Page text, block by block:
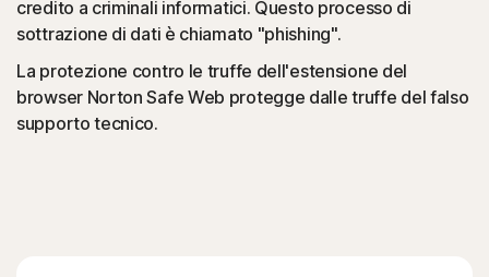
credito a criminali informatici. Questo processo di
sottrazione di dati è chiamato "phishing".
La protezione contro le truffe dell'estensione del
browser Norton Safe Web protegge dalle truffe del falso
supporto tecnico.